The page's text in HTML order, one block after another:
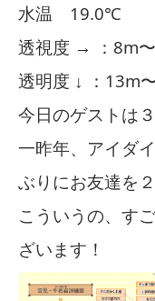
水温 19.0℃
透視度 → ：8m
透明度 ↓ ：13m
今日のゲストは３
一昨年、アイダ
ぶりにお友達を
こういうの、す
ざいます！